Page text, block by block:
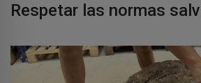
Respetar las normas